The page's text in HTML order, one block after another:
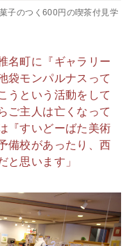
子のつく600円の喫茶付見学
名町に『ギャラリー
袋モンパルナスって
うという活動をして
ご主人は亡くなって
『すいどーばた美術
備校があったり、西
と思います」